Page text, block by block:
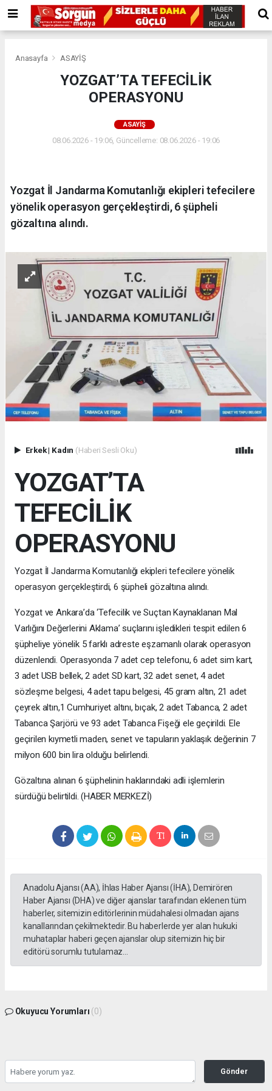
Anasayfa ASAYİŞ
YOZGAT’TA TEFECİLİK
OPERASYONU
ASAYİŞ
08.06.2026 - 19:06, Güncelleme: 08.06.2026 - 19:06
Yozgat İl Jandarma Komutanlığı ekipleri tefecilere
yönelik operasyon gerçekleştirdi, 6 şüpheli
gözaltına alındı.
Erkek| Kadın (Haberi Sesli Oku)
YOZGAT’TA
TEFECİLİK
OPERASYONU
Yozgat İl Jandarma Komutanlığı ekipleri tefecilere yönelik
operasyon gerçekleştirdi, 6 şüpheli gözaltına alındı.
Yozgat ve Ankara’da ‘Tefecilik ve Suçtan Kaynaklanan Mal
Varlığını Değerlerini Aklama’ suçlarını işledikleri tespit edilen 6
şüpheliye yönelik 5 farklı adreste eşzamanlı olarak operasyon
düzenlendi. Operasyonda 7 adet cep telefonu, 6 adet sim kart,
3 adet USB bellek, 2 adet SD kart, 32 adet senet, 4 adet
sözleşme belgesi, 4 adet tapu belgesi, 45 gram altın, 21 adet
çeyrek altın,1 Cumhuriyet altını, bıçak, 2 adet Tabanca, 2 adet
Tabanca Şarjörü ve 93 adet Tabanca Fişeği ele geçirildi. Ele
geçirilen kıymetli maden, senet ve tapuların yaklaşık değerinin 7
milyon 600 bin lira olduğu belirlendi.
Gözaltına alınan 6 şüphelinin haklarındaki adli işlemlerin
sürdüğü belirtildi. (HABER MERKEZİ)
Anadolu Ajansı (AA), İhlas Haber Ajansı (İHA), Demirören
Haber Ajansı (DHA) ve diğer ajanslar tarafından eklenen tüm
haberler, sitemizin editörlerinin müdahalesi olmadan ajans
kanallarından çekilmektedir. Bu haberlerde yer alan hukuki
muhataplar haberi geçen ajanslar olup sitemizin hiç bir
editörü sorumlu tutulamaz...
Okuyucu Yorumları (0)
Gönder